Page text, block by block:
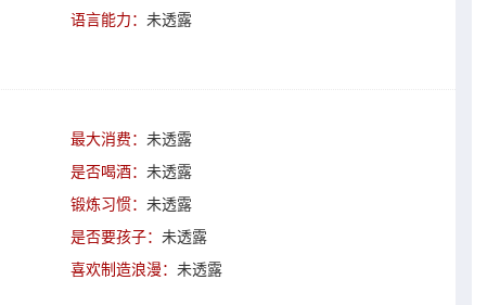
语言能力： 未透露
最大消费： 未透露
是否喝酒： 未透露
锻炼习惯： 未透露
是否要孩子： 未透露
喜欢制造浪漫： 未透露